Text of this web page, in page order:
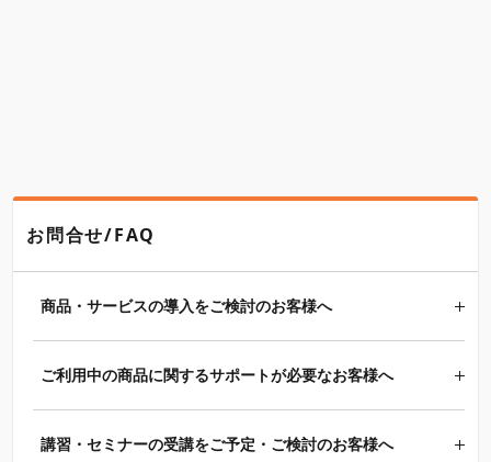
お問合せ/FAQ
商品・サービスの導入をご検討のお客様へ
ご利用中の商品に関するサポートが必要なお客様へ
講習・セミナーの受講をご予定・ご検討のお客様へ